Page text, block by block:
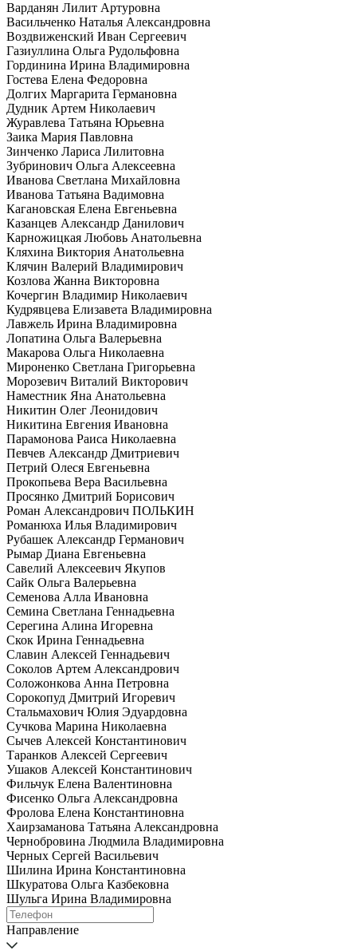
Варданян Лилит Артуровна
Васильченко Наталья Александровна
Воздвиженский Иван Сергеевич
Газиуллина Ольга Рудольфовна
Гординина Ирина Владимировна
Гостева Елена Федоровна
Долгих Маргарита Германовна
Дудник Артем Николаевич
Журавлева Татьяна Юрьевна
Заика Мария Павловна
Зинченко Лариса Лилитовна
Зубринович Ольга Алексеевна
Иванова Светлана Михайловна
Иванова Татьяна Вадимовна
Кагановская Елена Евгеньевна
Казанцев Александр Данилович
Карножицкая Любовь Анатольевна
Кляхина Виктория Анатольевна
Клячин Валерий Владимирович
Козлова Жанна Викторовна
Кочергин Владимир Николаевич
Кудрявцева Елизавета Владимировна
Лавжель Ирина Владимировна
Лопатина Ольга Валерьевна
Макарова Ольга Николаевна
Мироненко Светлана Григорьевна
Морозевич Виталий Викторович
Наместник Яна Анатольевна
Никитин Олег Леонидович
Никитина Евгения Ивановна
Парамонова Раиса Николаевна
Певчев Александр Дмитриевич
Петрий Олеся Евгеньевна
Прокопьева Вера Васильевна
Просянко Дмитрий Борисович
Роман Александрович ПОЛЬКИН
Романюха Илья Владимирович
Рубашек Александр Германович
Рымар Диана Евгеньевна
Савелий Алексеевич Якупов
Сайк Ольга Валерьевна
Семенова Алла Ивановна
Семина Светлана Геннадьевна
Серегина Алина Игоревна
Скок Ирина Геннадьевна
Славин Алексей Геннадьевич
Соколов Артем Александрович
Соложонкова Анна Петровна
Сорокопуд Дмитрий Игоревич
Стальмахович Юлия Эдуардовна
Сучкова Марина Николаевна
Сычев Алексей Константинович
Таранков Алексей Сергеевич
Ушаков Алексей Константинович
Фильчук Елена Валентиновна
Фисенко Ольга Александровна
Фролова Елена Константиновна
Хаирзаманова Татьяна Александровна
Чернобровина Людмила Владимировна
Черных Сергей Васильевич
Шилина Ирина Константиновна
Шкуратова Ольга Казбековна
Шульга Ирина Владимировна
Направление